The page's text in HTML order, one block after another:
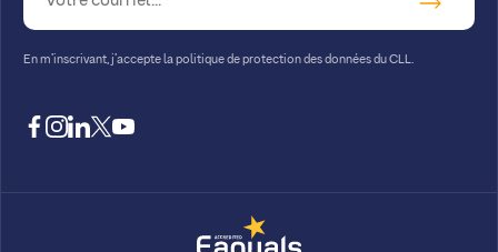
En m’inscrivant, j’accepte la politique de protection des données du CLL.
facebook
instagram
linkedin
twitteryoutube